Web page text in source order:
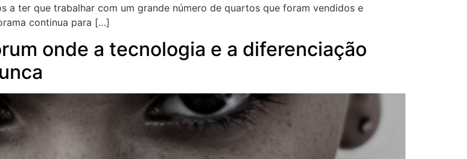
a ter que trabalhar com um grande número de quartos que foram vendidos e
continua para […]
onde a tecnologia e a diferenciação